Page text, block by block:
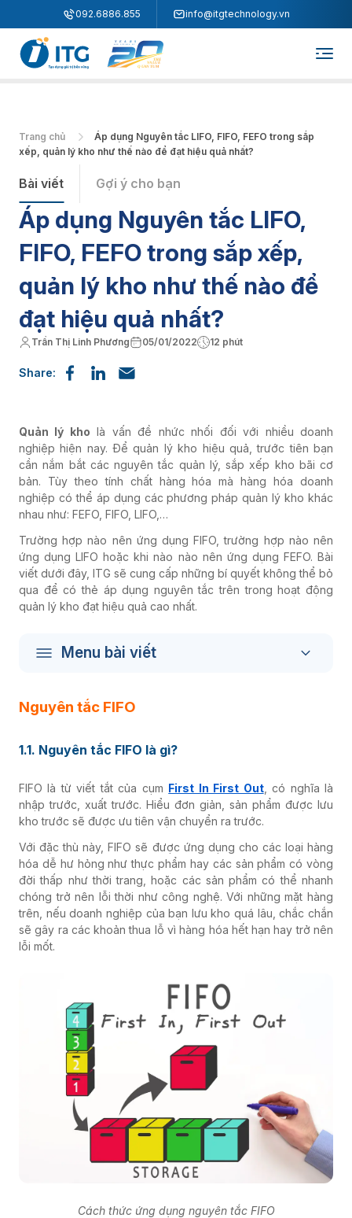
092.6886.855 info@itgtechnology.vn
Trang chủ
Áp dụng Nguyên tắc LIFO, FIFO, FEFO trong sắp
xếp, quản lý kho như thế nào để đạt hiệu quả nhất?
Bài viết Gợi ý cho bạn
Áp dụng Nguyên tắc LIFO,
FIFO, FEFO trong sắp xếp,
quản lý kho như thế nào để
đạt hiệu quả nhất?
Trần Thị Linh Phương 05/01/2022 12 phút
Share:
Quản lý kho là vấn đề nhức nhối đối với nhiều doanh
nghiệp hiện nay. Để quản lý kho hiệu quả, trước tiên bạn
cần nắm bắt các nguyên tắc quản lý, sắp xếp kho bãi cơ
bản. Tùy theo tính chất hàng hóa mà hàng hóa doanh
nghiệp có thể áp dụng các phương pháp quản lý kho khác
nhau như: FEFO, FIFO, LIFO,…
Trường hợp nào nên ứng dụng FIFO, trường hợp nào nên
ứng dụng LIFO hoặc khi nào nào nên ứng dụng FEFO. Bài
viết dưới đây, ITG sẽ cung cấp những bí quyết không thể bỏ
qua để có thẻ áp dụng nguyên tắc trên trong hoạt động
quản lý kho đạt hiệu quả cao nhất.
Menu bài viết
Nguyên tắc FIFO
1.1. Nguyên tắc FIFO là gì?
FIFO là từ viết tắt của cụm First In First Out, có nghĩa là
nhập trước, xuất trước. Hiểu đơn giản, sản phẩm được lưu
kho trước sẽ được ưu tiên vận chuyển ra trước.
Với đặc thù này, FIFO sẽ được ứng dụng cho các loại hàng
hóa dễ hư hỏng như thực phẩm hay các sản phẩm có vòng
đời thấp như thời trang, hoặc các sản phẩm có thể nhanh
chóng trở nên lỗi thời như công nghệ. Với những mặt hàng
trên, nếu doanh nghiệp của bạn lưu kho quá lâu, chắc chắn
sẽ gây ra các khoản thua lỗ vì hàng hóa hết hạn hay trở nên
lỗi mốt.
Cách thức ứng dụng nguyên tắc FIFO